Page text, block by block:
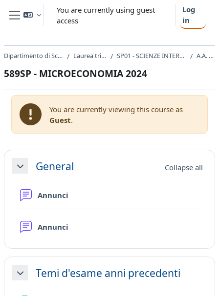
Skip to main content
Side panel
You are currently using guest
access
Log
in
Dipartimento di Scienze Politiche e Sociali Laurea triennale (DM270) SP01 - SCIENZE INTERNAZIONALI E DIPLOMATICHE A.A. 2024 - 2025
589SP - MICROECONOMIA 2024
You are currently viewing this course as
Guest.
Section outline
CollapseGeneral Collapse all
Annunci
Annunci
CollapseTemi d'esame anni precedenti